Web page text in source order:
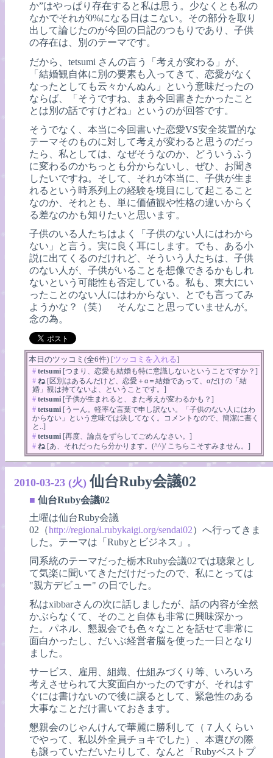
か”はやっぱり存在すると私は思う。少なくとも私の
なかでそれが0%になる日はこない。その部分を取り
出して論じたのが今回の日記のつもりであり、子供
の存在は、別のテーマです。
だから、tetsumi さんの言う「考えが変わる」が、
「結婚観自体に別の要素も入ってきて、恋愛がなく
なったとしても云々かんぬん」という意味だったの
ならば、「そうですね、まあ今回書きたかったこと
とは別の話ですけどね」というのが回答です。
そうでなく、本当に今回書いた恋愛VS安全装置的な
テーマそのものに対して考えが変わると思うのだっ
たら、私としては、なぜそうなのか、どういうふう
に変わるのかちっとも分からないし、ぜひ、お聞き
したいですね。そして、それが本当に、子供が生ま
れるという時系列上の経験を境目にして起こること
なのか、それとも、単に価値観や性格の違いからく
る差なのかも知りたいと思います。
子供のいる人たちはよく「子供のない人にはわから
ない」と言う。実に良く耳にします。でも、ある小
説に出てくるのだけれど、そういう人たちは、子供
のない人が、子供がいることを想像できるかもしれ
ないという可能性も否定している。私も、東大にい
ったことのない人にはわからない、とでも言ってみ
ようかな？（笑） そんなこと思っていませんが。
念の為。
本日のツッコミ(全6件) [ツッコミを入れる]
# tetsumi [つまり、恋愛も結婚も特に意識しないということですか？]
# ね[区別はあるんだけど、恋愛＋α＝結婚であって、αだけの「結
婚」観は持てないよ、ということです。]
# tetsumi [子供が生まれると、また考えが変わるかも？]
# tetsumi [うーん。軽率な言葉で申し訳ない。「子供のない人にはわ
からない」という意味では決してなく。コメントなので、簡潔に書く
と..]
# tetsumi [再度、論点をずらしてごめんなさい。]
# ね[あ、それだったら分かります。(^^)/ こちらこそすみません。]
2010-03-23 (火) 仙台Ruby会議02
■ 仙台Ruby会議02
土曜は仙台Ruby会議
02（http://regional.rubykaigi.org/sendai02）へ行ってきま
した。テーマは「Rubyとビジネス」。
同系統のテーマだった栃木Ruby会議02では聴衆とし
て気楽に聞いてきただけだったので、私にとっては
"親方デビュー" の日でした。
私はxibbarさんの次に話しましたが、話の内容が全然
かぶらなくて、そのこと自体も非常に興味深かっ
た。パネル、懇親会でも色々なことを話せて非常に
面白かったし、だいぶ経営者脳を使った一日となり
ました。
サービス、雇用、組織、仕組みづくり等、いろいろ
考えさせられて大変面白かったのですが、それはす
ぐには書けないので後に譲るとして、緊急性のある
大事なことだけ書いておきます。
懇親会のじゃんけんで華麗に勝利して（７人くらい
でやって、私以外全員チョキでした）、本選びの際
も譲っていただいたりして、なんと「Rubyベストプ